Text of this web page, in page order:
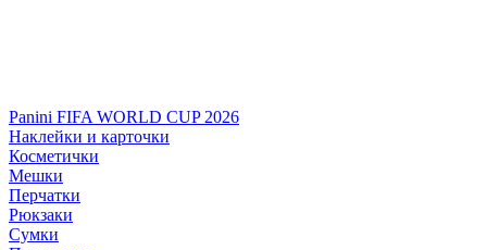
Panini FIFA WORLD CUP 2026
Наклейки и карточки
Косметички
Мешки
Перчатки
Рюкзаки
Сумки